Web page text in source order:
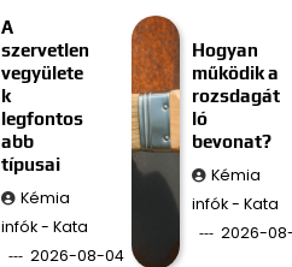
A
szervetlen
vegyülete
k
legfontos
abb
típusai
Kémia
infók - Kata
2026-08-04
Hogyan
működik a
rozsdagát
ló
bevonat?
Kémia
infók - Kata
2026-